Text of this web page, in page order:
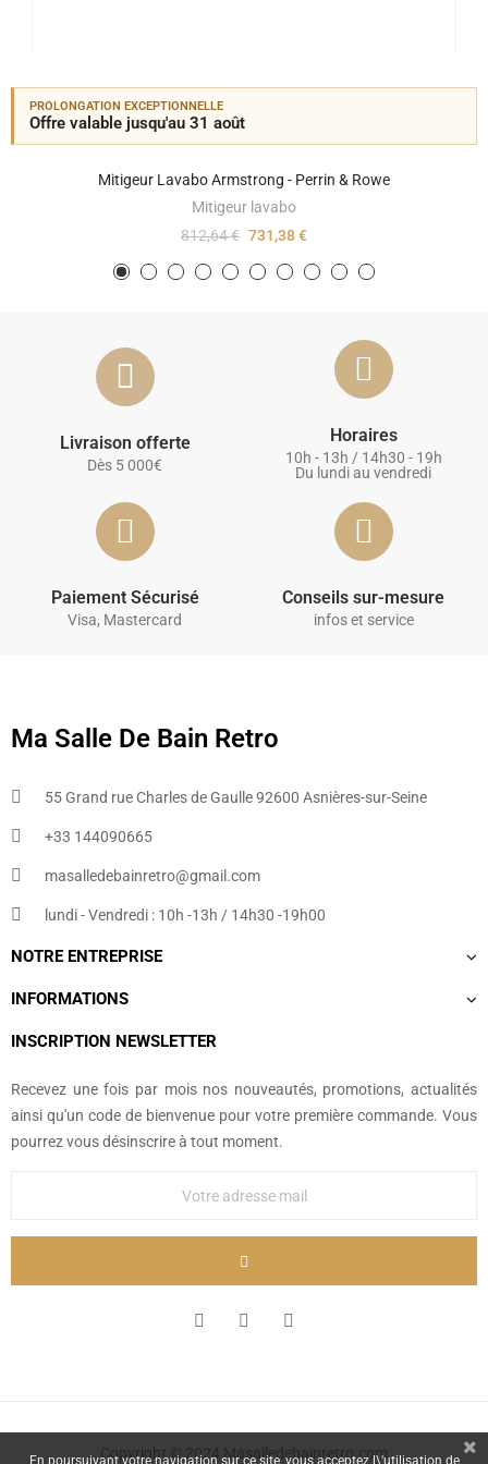
PROLONGATION EXCEPTIONNELLE
Offre valable jusqu'au 31 août
Mitigeur Lavabo Armstrong - Perrin & Rowe
Mitigeur lavabo
812,64 € 731,38 €
Livraison offerte
Dès 5 000€
Horaires
10h - 13h / 14h30 - 19h
Du lundi au vendredi
Paiement Sécurisé
Visa, Mastercard
Conseils sur-mesure
infos et service
Ma Salle De Bain Retro
55 Grand rue Charles de Gaulle 92600 Asnières-sur-Seine
+33 144090665​
masalledebainretro@gmail.com
lundi - Vendredi : 10h -13h / 14h30 -19h00
NOTRE ENTREPRISE
INFORMATIONS
INSCRIPTION NEWSLETTER
Recevez une fois par mois nos nouveautés, promotions, actualités
ainsi qu'un code de bienvenue pour votre première commande. Vous
pourrez vous désinscrire à tout moment.
Copyright © 2024 Masalledebainretro.com
En poursuivant votre navigation sur ce site, vous acceptez l\'utilisation de